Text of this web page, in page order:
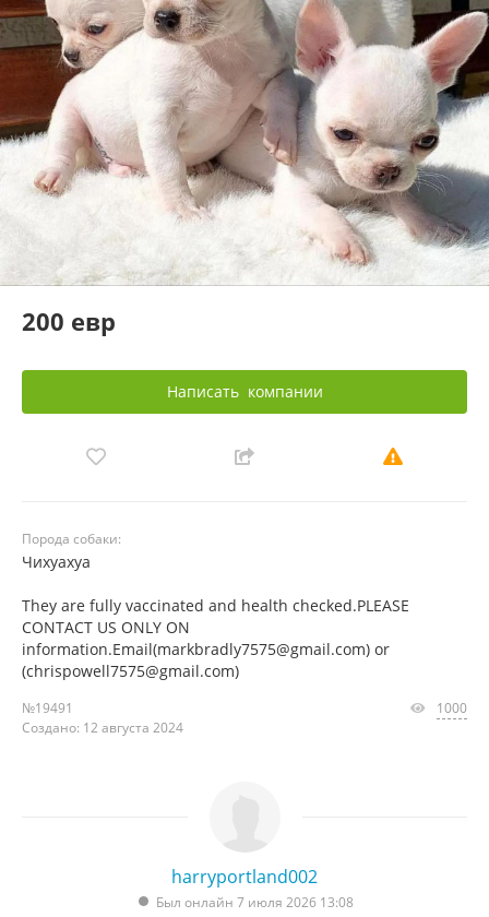
200 евр
Написать компании
Порода собаки:
Чихуахуа
They are fully vaccinated and health checked.PLEASE
CONTACT US ONLY ON
information.Email(markbradly7575@gmail.com) or
(chrispowell7575@gmail.com)
№19491
Создано: 12 августа 2024
1000
harryportland002
Был онлайн 7 июля 2026 13:08